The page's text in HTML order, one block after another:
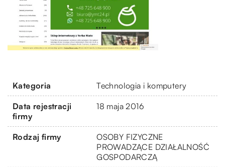
Kategoria Technologia i komputery
Data rejestracji
firmy
18 maja 2016
Rodzaj firmy
OSOBY FIZYCZNE
PROWADZĄCE DZIAŁALNOŚĆ
GOSPODARCZĄ